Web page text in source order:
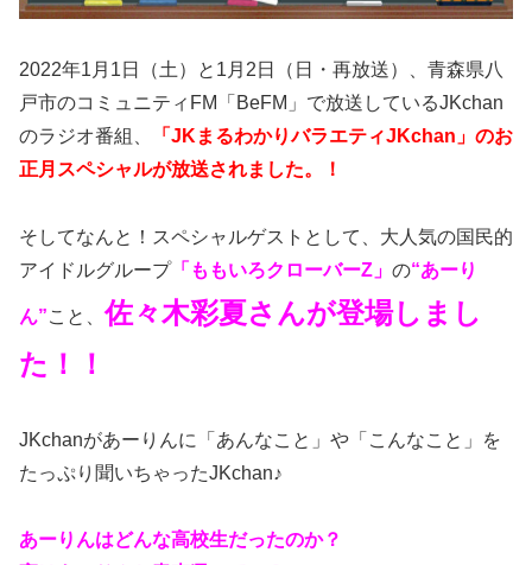
2022年1月1日（土）と1月2日（日・再放送）、青森県八
戸市のコミュニティFM「BeFM」で放送しているJKchan
のラジオ番組、
「JKまるわかりバラエティJKchan」のお
正月スペシャルが放送されました。！
そしてなんと！スペシャルゲストとして、大人気の国民的
アイドルグループ「ももいろクローバーZ」 の“あーり
ん”こと、佐々木彩夏さんが登場しまし
た！！
JKchanがあーりんに「あんなこと」や「こんなこと」を
たっぷり聞いちゃったJKchan♪
あーりんはどんな高校生だったのか？